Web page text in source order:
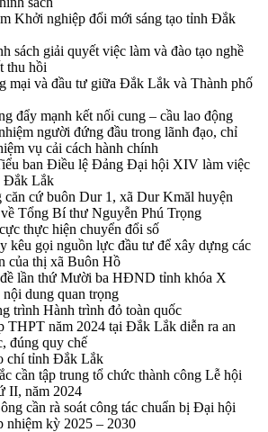
Khởi nghiệp đổi mới sáng tạo tỉnh Đắk
sách giải quyết việc làm và đào tạo nghề
thu hồi
mại và đầu tư giữa Đắk Lắk và Thành phố
đẩy mạnh kết nối cung – cầu lao động
người đứng đầu trong lãnh đạo, chỉ
vụ cải cách hành chính
ban Điều lệ Đảng Đại hội XIV làm việc
Đắk Lắk
cứ buôn Dur 1, xã Dur Kmăl huyện
Tổng Bí thư Nguyễn Phú Trọng
thực hiện chuyển đổi số
kêu gọi nguồn lực đầu tư để xây dựng các
của thị xã Buôn Hồ
lần thứ Mười ba HĐND tỉnh khóa X
dung quan trọng
trình Hành trình đỏ toàn quốc
THPT năm 2024 tại Đắk Lắk diễn ra an
đúng quy chế
chí tỉnh Đắk Lắk
cần tập trung tổ chức thành công Lễ hội
II, năm 2024
cần rà soát công tác chuẩn bị Đại hội
nhiệm kỳ 2025 – 2030